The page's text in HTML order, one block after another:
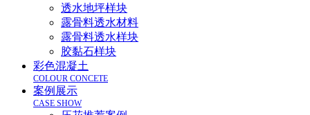
透水地坪样块
露骨料透水材料
露骨料透水样块
胶黏石样块
彩色混凝土
COLOUR CONCETE
案例展示
CASE SHOW